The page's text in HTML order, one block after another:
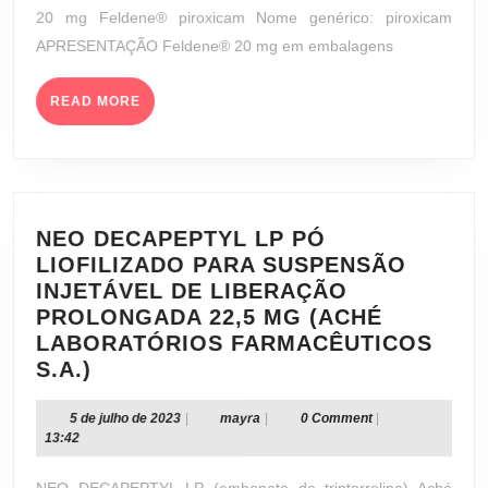
(PFIZER
BRASIL
LTDA.)
20 mg Feldene® piroxicam Nome genérico: piroxicam
APRESENTAÇÃO Feldene® 20 mg em embalagens
READ MORE READ
MORE
NEO DECAPEPTYL LP PÓ
LIOFILIZADO PARA SUSPENSÃO
INJETÁVEL DE LIBERAÇÃO
PROLONGADA 22,5 MG (ACHÉ
LABORATÓRIOS FARMACÊUTICOS
S.A.)
LP
5 de julho de 20235
julho
mayra mayra 0 Comment
13:42